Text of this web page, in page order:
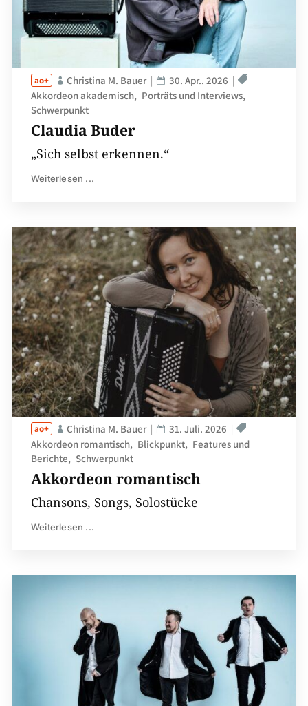
Claudia Buder
Christina M. Bauer
30. Apr.. 2026
Akkordeon akademisch
Porträts und Interviews
Schwerpunkt
„Sich selbst erkennen.“
Weiterlesen ...
Akkordeon romantisch
Christina M. Bauer
31. Juli. 2026
Akkordeon romantisch
Blickpunkt
Features und
Berichte
Schwerpunkt
Chansons, Songs, Solostücke
Weiterlesen ...